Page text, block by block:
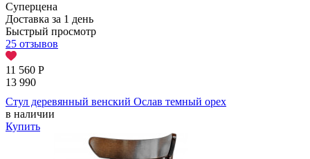
Суперцена
Доставка за 1 день
Быстрый просмотр
25 отзывов
11 560 Р
13 990
Стул деревянный венский Ослав темный орех
в наличии
Купить